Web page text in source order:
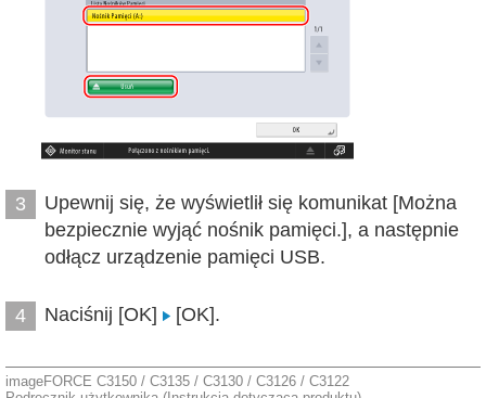
3
Upewnij się, że wyświetlił się komunikat [Można
bezpiecznie wyjąć nośnik pamięci.], a następnie
odłącz urządzenie pamięci USB.
4 Naciśnij [OK] [OK].
imageFORCE C3150 / C3135 / C3130 / C3126 / C3122